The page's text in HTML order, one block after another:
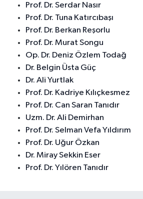
Prof. Dr. Serdar Nasır
Prof. Dr. Tuna Katırcıbaşı
Prof. Dr. Berkan Reşorlu
Prof. Dr. Murat Songu
Op. Dr. Deniz Özlem Todağ
Dr. Belgin Üsta Güç
Dr. Ali Yurtlak
Prof. Dr. Kadriye Kılıçkesmez
Prof. Dr. Can Saran Tanıdır
Uzm. Dr. Ali Demirhan
Prof. Dr. Selman Vefa Yıldırım
Prof. Dr. Uğur Özkan
Dr. Miray Sekkin Eser
Prof. Dr. Yılören Tanıdır